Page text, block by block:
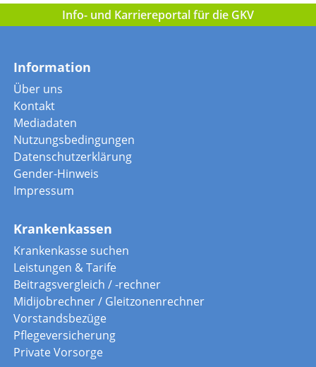
Info- und Karriereportal für die GKV
Information
Über uns
Kontakt
Mediadaten
Nutzungsbedingungen
Datenschutzerklärung
Gender-Hinweis
Impressum
Krankenkassen
Krankenkasse suchen
Leistungen & Tarife
Beitragsvergleich / -rechner
Midijobrechner / Gleitzonenrechner
Vorstandsbezüge
Pflegeversicherung
Private Vorsorge